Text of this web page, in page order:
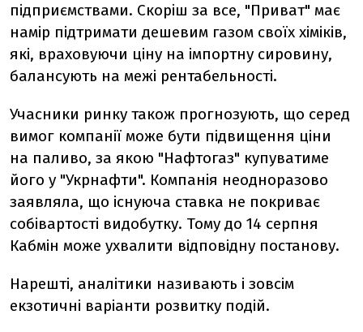
підприємствами. Скоріш за все, "Приват" має
намір підтримати дешевим газом своїх хіміків,
які, враховуючи ціну на імпортну сировину,
балансують на межі рентабельності.
Учасники ринку також прогнозують, що серед
вимог компанії може бути підвищення ціни
на паливо, за якою "Нафтогаз" купуватиме
його у "Укрнафти". Компанія неодноразово
заявляла, що існуюча ставка не покриває
собівартості видобутку. Тому до 14 серпня
Кабмін може ухвалити відповідну постанову.
Нарешті, аналітики називають і зовсім
екзотичні варіанти розвитку подій.